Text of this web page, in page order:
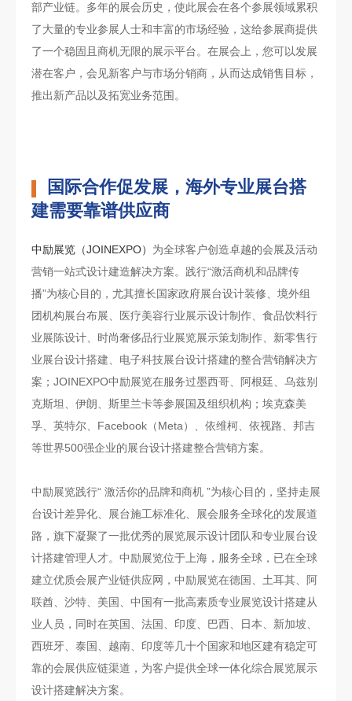
部产业链。多年的展会历史，使此展会在各个参展领域累积
了大量的专业参展人士和丰富的市场经验，这给参展商提供
了一个稳固且商机无限的展示平台。在展会上，您可以发展
潜在客户，会见新客户与市场分销商，从而达成销售目标，
推出新产品以及拓宽业务范围。
国际合作促发展，海外专业展台搭
建需要靠谱供应商
中励展览（JOINEXPO） 为全球客户创造卓越的会展及活动
营销一站式设计建造解决方案。践行“激活商机和品牌传
播”为核心目的，尤其擅长国家政府展台设计装修、境外组
团机构展台布展、医疗美容行业展示设计制作、食品饮料行
业展陈设计、时尚奢侈品行业展览展示策划制作、新零售行
业展台设计搭建、电子科技展台设计搭建的整合营销解决方
案；JOINEXPO中励展览在服务过墨西哥、阿根廷、乌兹别
克斯坦、伊朗、斯里兰卡等参展国及组织机构；埃克森美
孚、英特尔、Facebook（Meta）、依维柯、依视路、邦吉
等世界500强企业的展台设计搭建整合营销方案。
中励展览践行“ 激活你的品牌和商机 ”为核心目的，坚持走展
台设计差异化、展台施工标准化、展会服务全球化的发展道
路，旗下凝聚了一批优秀的展览展示设计团队和专业展台设
计搭建管理人才。中励展览位于上海，服务全球，已在全球
建立优质会展产业链供应网，中励展览在德国、土耳其、阿
联酋、沙特、美国、中国有一批高素质专业展览设计搭建从
业人员，同时在英国、法国、印度、巴西、日本、新加坡、
西班牙、泰国、越南、印度等几十个国家和地区建有稳定可
靠的会展供应链渠道，为客户提供全球一体化综合展览展示
设计搭建解决方案。